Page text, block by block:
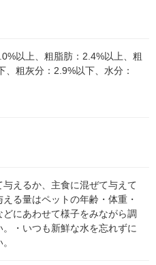
以上、粗脂肪：2.4%以上、粗
、粗灰分：2.9%以下、水分：
与えるか、主食に混ぜて与えて
える量はペットの年齢・体重・
にあわせて様子をみながら調
。・いつも新鮮な水を忘れずに